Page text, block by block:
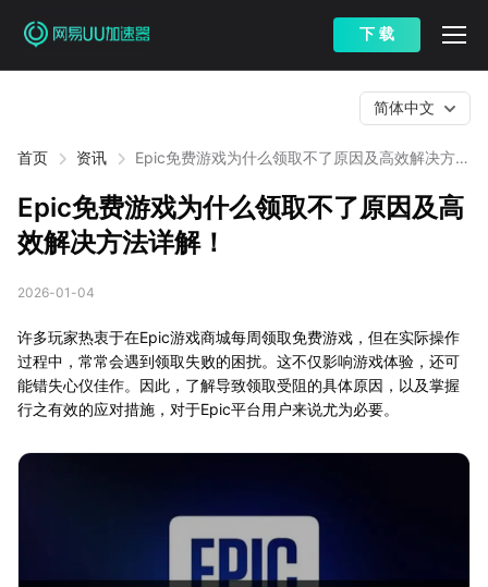
下 载
首页 资讯
Epic免费游戏为什么领取不了原因及高效解决方法
简体中文
Epic免费游戏为什么领取不了原因及高
效解决方法详解！
2026-01-04
许多玩家热衷于在Epic游戏商城每周领取免费游戏，但在实际操作
过程中，常常会遇到领取失败的困扰。这不仅影响游戏体验，还可
能错失心仪佳作。因此，了解导致领取受阻的具体原因，以及掌握
行之有效的应对措施，对于Epic平台用户来说尤为必要。